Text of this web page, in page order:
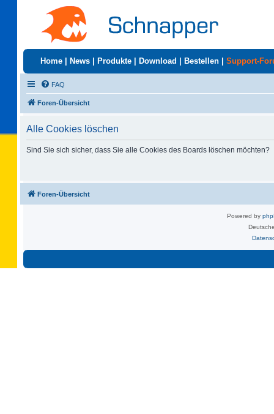
Home News Produkte Download Bestellen Support-
FAQ
Foren-Übersicht
Alle Cookies löschen
Sind Sie sich sicher, dass Sie alle Cookies des Boards löschen möchten?
Foren-Übersicht
Powered by